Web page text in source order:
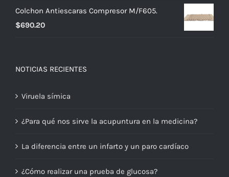
Colchon Antiescaras Compresor M/F605.
$690.20
NOTICIAS RECIENTES
Viruela símica
¿Para qué nos sirve la acupuntura en la medicina?
La diferencia entre un infarto y un paro cardíaco
¿Cómo realizar una prueba de glucosa?